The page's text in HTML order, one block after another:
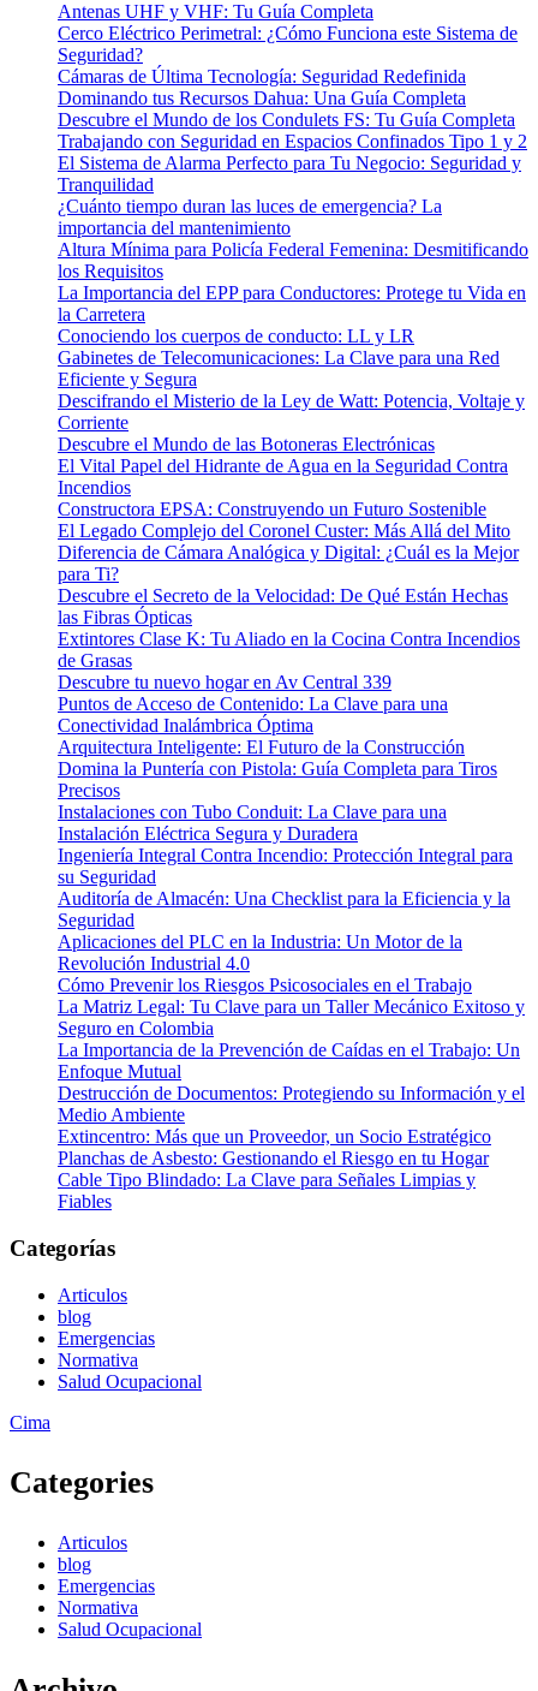
Antenas UHF y VHF: Tu Guía Completa
Cerco Eléctrico Perimetral: ¿Cómo Funciona este Sistema de
Seguridad?
Cámaras de Última Tecnología: Seguridad Redefinida
Dominando tus Recursos Dahua: Una Guía Completa
Descubre el Mundo de los Condulets FS: Tu Guía Completa
Trabajando con Seguridad en Espacios Confinados Tipo 1 y 2
El Sistema de Alarma Perfecto para Tu Negocio: Seguridad y
Tranquilidad
¿Cuánto tiempo duran las luces de emergencia? La
importancia del mantenimiento
Altura Mínima para Policía Federal Femenina: Desmitificando
los Requisitos
La Importancia del EPP para Conductores: Protege tu Vida en
la Carretera
Conociendo los cuerpos de conducto: LL y LR
Gabinetes de Telecomunicaciones: La Clave para una Red
Eficiente y Segura
Descifrando el Misterio de la Ley de Watt: Potencia, Voltaje y
Corriente
Descubre el Mundo de las Botoneras Electrónicas
El Vital Papel del Hidrante de Agua en la Seguridad Contra
Incendios
Constructora EPSA: Construyendo un Futuro Sostenible
El Legado Complejo del Coronel Custer: Más Allá del Mito
Diferencia de Cámara Analógica y Digital: ¿Cuál es la Mejor
para Ti?
Descubre el Secreto de la Velocidad: De Qué Están Hechas
las Fibras Ópticas
Extintores Clase K: Tu Aliado en la Cocina Contra Incendios
de Grasas
Descubre tu nuevo hogar en Av Central 339
Puntos de Acceso de Contenido: La Clave para una
Conectividad Inalámbrica Óptima
Arquitectura Inteligente: El Futuro de la Construcción
Domina la Puntería con Pistola: Guía Completa para Tiros
Precisos
Instalaciones con Tubo Conduit: La Clave para una
Instalación Eléctrica Segura y Duradera
Ingeniería Integral Contra Incendio: Protección Integral para
su Seguridad
Auditoría de Almacén: Una Checklist para la Eficiencia y la
Seguridad
Aplicaciones del PLC en la Industria: Un Motor de la
Revolución Industrial 4.0
Cómo Prevenir los Riesgos Psicosociales en el Trabajo
La Matriz Legal: Tu Clave para un Taller Mecánico Exitoso y
Seguro en Colombia
La Importancia de la Prevención de Caídas en el Trabajo: Un
Enfoque Mutual
Destrucción de Documentos: Protegiendo su Información y el
Medio Ambiente
Extincentro: Más que un Proveedor, un Socio Estratégico
Planchas de Asbesto: Gestionando el Riesgo en tu Hogar
Cable Tipo Blindado: La Clave para Señales Limpias y
Fiables
Categorías
Articulos
blog
Emergencias
Normativa
Salud Ocupacional
Cima
Categories
Articulos
blog
Emergencias
Normativa
Salud Ocupacional